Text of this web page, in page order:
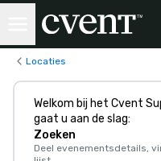
Locaties
Welkom bij het Cvent
gaat u aan de slag:
Zoeken
Deel evenementsdetails,